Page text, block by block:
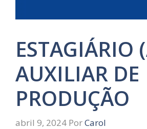
ESTAGIÁRIO
AUXILIAR DE
PRODUÇÃO
abril 9, 2024 PorCarol